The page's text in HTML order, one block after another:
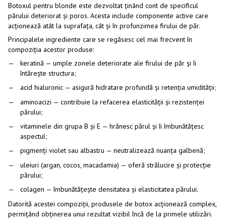
Botoxul pentru blonde este dezvoltat ținând cont de specificul
părului deteriorat și poros. Acesta include componente active care
acționează atât la suprafața, cât și în profunzimea firului de păr.
Principalele ingrediente care se regăsesc cel mai frecvent în
compoziția acestor produse:
keratină — umple zonele deteriorate ale firului de păr și îi
întărește structura;
acid hialuronic — asigură hidratare profundă și retenția umidității;
aminoacizi — contribuie la refacerea elasticității și rezistenței
părului;
vitaminele din grupa B și E — hrănesc părul și îi îmbunătățesc
aspectul;
pigmenți violet sau albastru — neutralizează nuanța galbenă;
uleiuri (argan, cocos, macadamia) — oferă strălucire și protecție
părului;
colagen — îmbunătățește densitatea și elasticitatea părului.
Datorită acestei compoziții, produsele de botox acționează complex,
permițând obținerea unui rezultat vizibil încă de la primele utilizări.